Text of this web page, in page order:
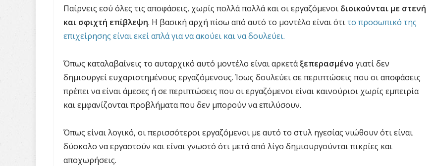
Παίρνεις εσύ όλες τις αποφάσεις, χωρίς πολλά πολλά και οι εργαζόμενοι διοικούνται με στενή
και σφιχτή επίβλεψη. Η βασική αρχή πίσω από αυτό το μοντέλο είναι ότιτο προσωπικό της
επιχείρησης είναι εκεί απλά για να ακούει και να δουλεύει.
Όπως καταλαβαίνεις το αυταρχικό αυτό μοντέλο είναι αρκετάξεπερασμένο γιατί δεν
δημιουργεί ευχαριστημένους εργαζόμενους. Ίσως δουλεύει σε περιπτώσεις που οι αποφάσεις
πρέπει να είναι άμεσες ή σε περιπτώσεις που οι εργαζόμενοι είναι καινούριοι χωρίς εμπειρία
και εμφανίζονται προβλήματα που δεν μπορούν να επιλύσουν.
Όπως είναι λογικό, οι περισσότεροι εργαζόμενοι με αυτό το στυλ ηγεσίας νιώθουν ότι είναι
δύσκολο να εργαστούν και είναι γνωστό ότι μετά από λίγο δημιουργούνται πικρίες και
αποχωρήσεις.